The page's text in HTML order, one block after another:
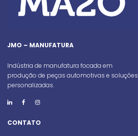
JMO – MANUFATURA
Indústria de manufatura focada em
produção de peças automotivas e soluções
personalizadas.
CONTATO